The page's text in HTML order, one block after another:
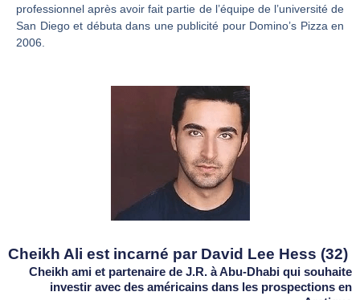
professionnel après avoir fait partie de l’équipe de l’université de
San Diego et débuta dans une publicité pour Domino’s Pizza en
2006.
Cheikh Ali est incarné par David Lee Hess (32)
Cheikh ami et partenaire de J.R. à Abu-Dhabi qui souhaite
investir avec des américains dans les prospections en